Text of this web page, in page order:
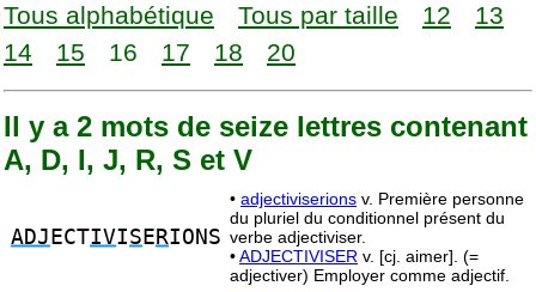
Tous alphabétique Tous par taille 12
13
14
15 16 17 18 20
Il y a 2 mots de seize lettres contenant
A, D, I, J, R, S et V
ADJ ECTIVIS E RIONS
• adjectiviserions v. Première personne
du pluriel du conditionnel présent du
verbe adjectiviser.
•ADJECTIVISER v. [cj. aimer]. (=
adjectiver) Employer comme adjectif.